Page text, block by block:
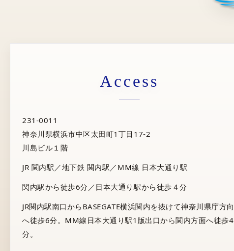
Access
231-0011
神奈川県横浜市中区太田町1丁目17-2
川島ビル１階
JR 関内駅／地下鉄 関内駅／MM線 日本大通り駅
関内駅から徒歩6分／日本大通り駅から徒歩４分
JR関内駅南口からBASEGATE横浜関内を抜けて神奈川県庁方向
へ徒歩6分。MM線日本大通り駅1版出口から関内方面へ徒歩4
分。